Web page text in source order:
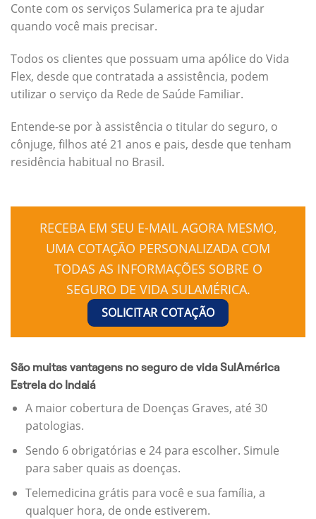
Conte com os serviços Sulamerica pra te ajudar
quando você mais precisar.
Todos os clientes que possuam uma apólice do Vida
Flex, desde que contratada a assistência, podem
utilizar o serviço da Rede de Saúde Familiar.
Entende-se por à assistência o titular do seguro, o
cônjuge, filhos até 21 anos e pais, desde que tenham
residência habitual no Brasil.
RECEBA EM SEU E-MAIL AGORA MESMO,
UMA COTAÇÃO PERSONALIZADA COM
TODAS AS INFORMAÇÕES SOBRE O
SEGURO DE VIDA SULAMÉRICA.
SOLICITAR COTAÇÃO
São muitas vantagens no seguro de vida SulAmérica
Estrela do Indaiá
A maior cobertura de Doenças Graves, até 30
patologias.
Sendo 6 obrigatórias e 24 para escolher. Simule
para saber quais as doenças.
Telemedicina grátis para você e sua família, a
qualquer hora, de onde estiverem.